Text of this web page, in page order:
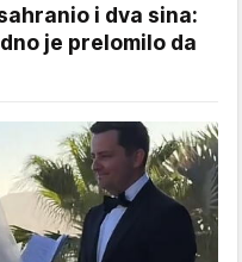
i dva sina:
je prelomilo da